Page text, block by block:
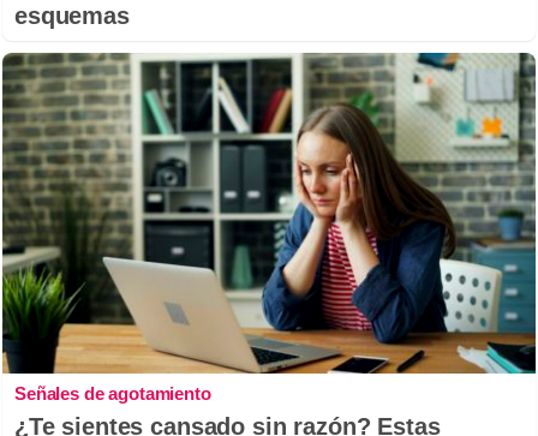
esquemas
Señales de agotamiento
¿Te sientes cansado sin razón? Estas